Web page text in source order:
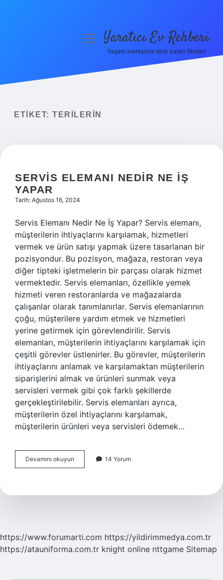
Yasal Uyarı
menüyüYaratıcı Ev Rehberi
Yaşam alanlarına renk katan fikirler!
ETIKET: TERILERIN
SERVIS ELEMANI NEDIR NE IŞ
YAPAR
Tarih: Ağustos 16, 2024
Servis Elemanı Nedir Ne İş Yapar? Servis elemanı,
müşterilerin ihtiyaçlarını karşılamak, hizmetleri
vermek ve ürün satışı yapmak üzere tasarlanan bir
pozisyondur. Bu pozisyon, mağaza, restoran veya
diğer tipteki işletmelerin bir parçası olarak hizmet
vermektedir. Servis elemanları, özellikle yemek
hizmeti veren restoranlarda ve mağazalarda
çalışanlar olarak tanımlanırlar. Servis elemanlarının
çoğu, müşterilere yardım etmek ve hizmetleri
yerine getirmek için görevlendirilir. Servis
elemanları, müşterilerin ihtiyaçlarını karşılamak için
çeşitli görevler üstlenirler. Bu görevler, müşterilerin
ihtiyaçlarını anlamak ve karşılamaktan müşterilerin
siparişlerini almak ve ürünleri sunmak veya
servisleri vermek gibi çok farklı şekillerde
gerçekleştirilebilir. Servis elemanları ayrıca,
müşterilerin özel ihtiyaçlarını karşılamak,
müşterilerin ürünleri veya servisleri ödemek…
Devamını okuyun
Elemanı
iş
14 Yorum
https://www.forumarti.com https://yildirimmedya.com.tr
https://atauniforma.com.tr knight online nttgame Sitemap